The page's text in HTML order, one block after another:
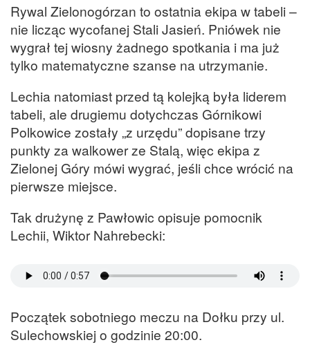
Rywal Zielonogórzan to ostatnia ekipa w tabeli –
nie licząc wycofanej Stali Jasień. Pniówek nie
wygrał tej wiosny żadnego spotkania i ma już
tylko matematyczne szanse na utrzymanie.
Lechia natomiast przed tą kolejką była liderem
tabeli, ale drugiemu dotychczas Górnikowi
Polkowice zostały „z urzędu” dopisane trzy
punkty za walkower ze Stalą, więc ekipa z
Zielonej Góry mówi wygrać, jeśli chce wrócić na
pierwsze miejsce.
Tak drużynę z Pawłowic opisuje pomocnik
Lechii, Wiktor Nahrebecki:
Początek sobotniego meczu na Dołku przy ul.
Sulechowskiej o godzinie 20:00.